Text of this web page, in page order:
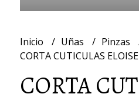
Inicio Uñas
Pinzas
CORTA CUTICULAS
CORTA